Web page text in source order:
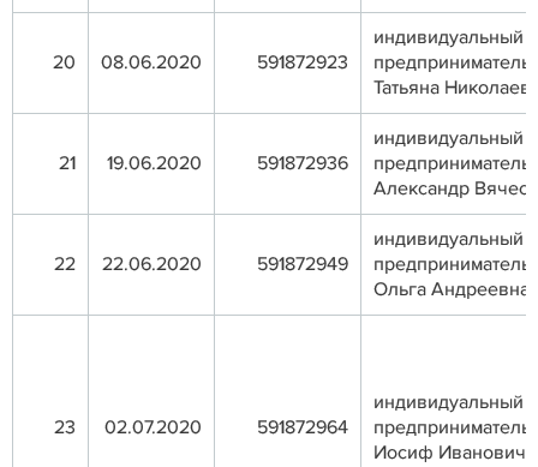
20 08.06.2020 591872923
индивидуальный
Татьяна
21 19.06.2020 591872936
индивидуальный
предприниматель
Александр
22 22.06.2020 591872949
индивидуальный
предприниматель
Ольга Андреевна
23 02.07.2020 591872964
индивидуальный
предприниматель
Иосиф Иванович